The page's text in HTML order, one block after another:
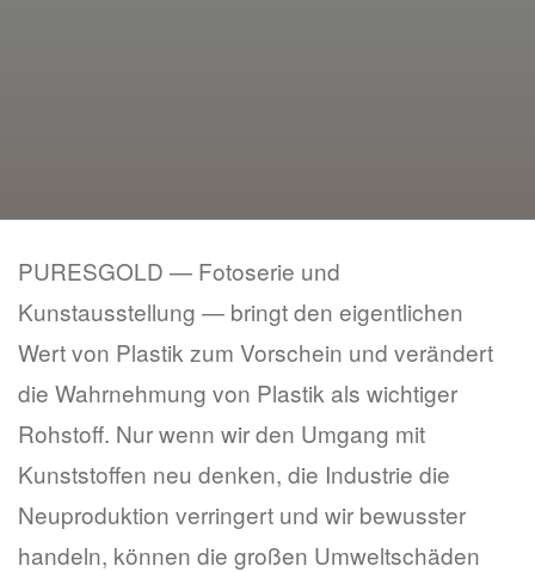
PURESGOLD — Fotoserie und
Kunstausstellung — bringt den eigentlichen
Wert von Plastik zum Vorschein und verändert
die Wahrnehmung von Plastik als wichtiger
Rohstoff. Nur wenn wir den Umgang mit
Kunststoffen neu denken, die Industrie die
Neuproduktion verringert und wir bewusster
handeln, können die großen Umweltschäden